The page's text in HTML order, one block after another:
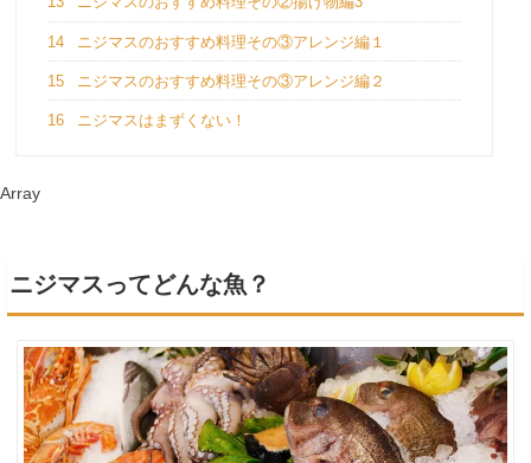
14 ニジマスのおすすめ料理その③アレンジ編１
15 ニジマスのおすすめ料理その③アレンジ編２
16 ニジマスはまずくない！
Array
ニジマスってどんな魚？